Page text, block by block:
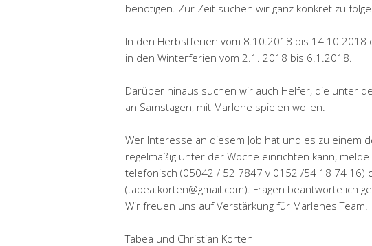
benötigen. Zur Zeit suchen wir ganz konkret zu
In den Herbstferien vom 8.10.2018 bis 14.10.2018
in den Winterferien vom 2.1. 2018 bis 6.1.2018.
Darüber hinaus suchen wir auch Helfer, die unter
an Samstagen, mit Marlene spielen wollen.
Wer Interesse an diesem Job hat und es zu einem
regelmäßig unter der Woche einrichten kann,
telefonisch (05042 / 52 7847 v 0152 /54 18 74 16)
(tabea.korten@gmail.com). Fragen beantworte ich
Wir freuen uns auf Verstärkung für Marlenes Team!
Tabea und Christian Korten